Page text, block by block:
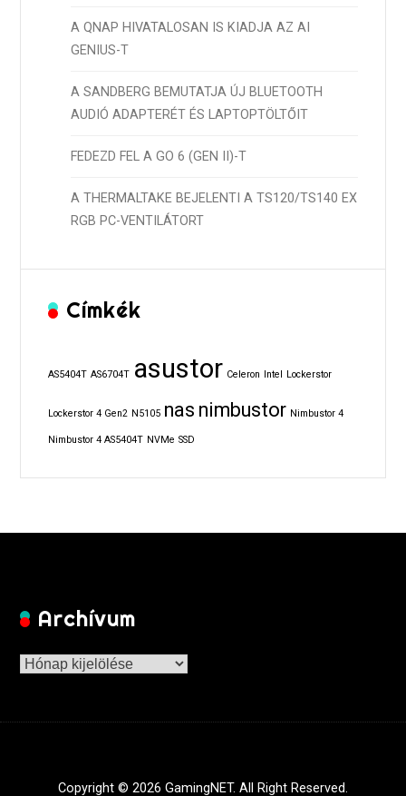
A QNAP HIVATALOSAN IS KIADJA AZ AI
GENIUS-T
A SANDBERG BEMUTATJA ÚJ BLUETOOTH
AUDIÓ ADAPTERÉT ÉS LAPTOPTÖLTŐIT
FEDEZD FEL A GO 6 (GEN II)-T
A THERMALTAKE BEJELENTI A TS120/TS140 EX
RGB PC-VENTILÁTORT
Címkék
AS5404T AS6704T asustor Celeron Intel Lockerstor
Lockerstor 4 Gen2 N5105 nas nimbustor Nimbustor 4
Nimbustor 4 AS5404T NVMe SSD
Archívum
Archívum
Copyright © 2026 GamingNET. All Right Reserved.